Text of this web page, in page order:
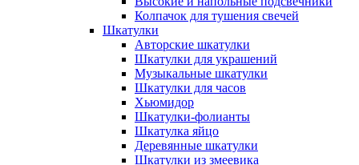
Колпачок для тушения свечей
Шкатулки
Авторские шкатулки
Шкатулки для украшений
Музыкальные шкатулки
Шкатулки для часов
Хьюмидор
Шкатулки-фолианты
Шкатулка яйцо
Деревянные шкатулки
Шкатулки из змеевика